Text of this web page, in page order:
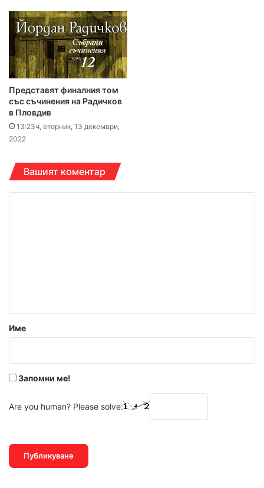
Представят финалния том
със съчинения на Радичков
в Пловдив
13:23ч, вторник, 13 декември,
2022
Вашият коментар
р
Име
Запомни ме!
Are you human? Please solve: